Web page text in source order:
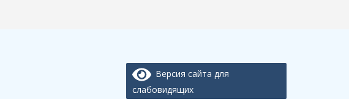
Версия сайта для
слабовидящих